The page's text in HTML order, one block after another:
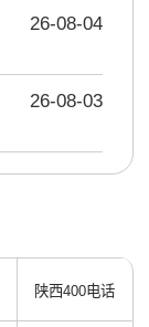
26-08-04
26-08-03
陕西400电话